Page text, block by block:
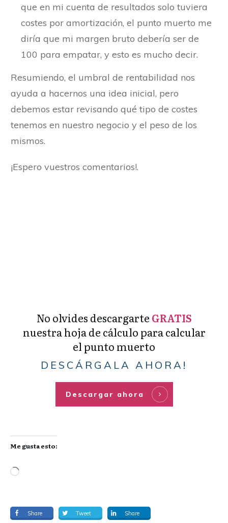
que en mi cuenta de resultados solo tuviera
costes por amortización, el punto muerto me
diría que mi margen bruto debería ser de
100 para empatar, y esto es mucho decir.
Resumiendo, el umbral de rentabilidad nos
ayuda a hacernos una idea inicial, pero
debemos estar revisando qué tipo de costes
tenemos en nuestro negocio y el peso de los
mismos.
¡Espero vuestros comentarios!.
No olvides descargarte GRATIS
nuestra hoja de cálculo para calcular
el punto muerto
DESCÁRGALA AHORA!
Descargar ahora
Me gusta esto:
Share Tweet Share